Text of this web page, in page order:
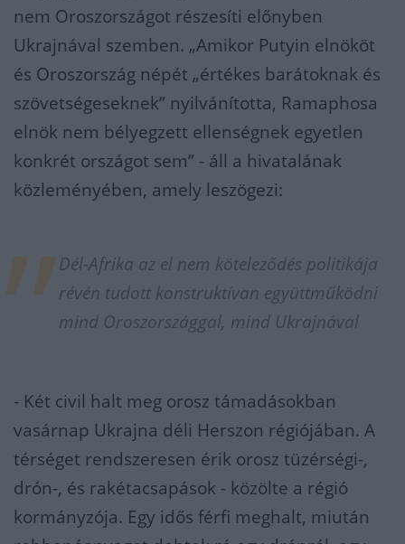
nem Oroszországot részesíti előnyben
Ukrajnával szemben. „Amikor Putyin elnököt
és Oroszország népét „értékes barátoknak és
szövetségeseknek” nyilvánította, Ramaphosa
elnök nem bélyegzett ellenségnek egyetlen
konkrét országot sem” - áll a hivatalának
közleményében, amely leszögezi:
Dél-Afrika az el nem köteleződés politikája
révén tudott konstruktívan együttműködni
mind Oroszországgal, mind Ukrajnával
- Két civil halt meg orosz támadásokban
vasárnap Ukrajna déli Herszon régiójában. A
térséget rendszeresen érik orosz tüzérségi-,
drón-, és rakétacsapások - közölte a régió
kormányzója. Egy idős férfi meghalt, miután